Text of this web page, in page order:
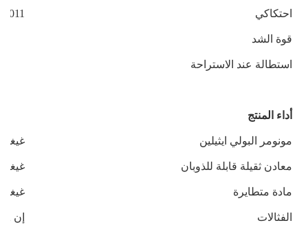
احتكاكي
قوة الشد
استطالة عند الاستراحة
أداء المنتج
مونومر البولي ايثيلين غيغابايت
معادن ثقيلة قابلة للذوبان غيغابايت
مادة متطايرة غيغابايت
الفثالات إن 14372-2004